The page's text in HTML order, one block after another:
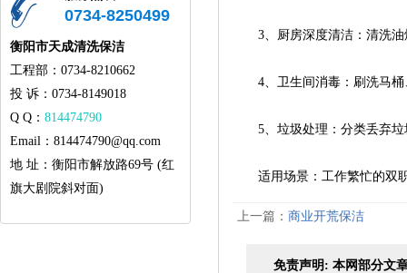
0734-8250499
衡阳市天成清洗保洁
工程部：0734-8210662
投 诉：0734-8149018
Q Q： 814474790
Email：814474790@qq.com
地 址：衡阳市解放路69号 (红
旗大剧院斜对面)
3、厨房深度清洁：清洗油
4、卫生间消毒：刷洗马桶
5、垃圾处理：分类丢弃垃
适用场景：工作繁忙的双职
上一篇： 商业开荒保洁
免责声明: 本网部分文